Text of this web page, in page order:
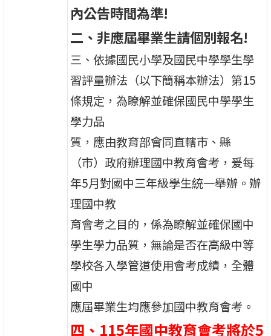
內公告時間為準!
二、非應屆畢業生請個別報名!
三、依據國民小學及國民中學學生學
習評量辦法（以下簡稱本辦法）第15
條規定，為瞭解並確保國民中學學生
學力品
質，應由教育部會同直轄市、縣
（市）政府辦理國中教育會考，爰每
年5月對國中三年級學生統一舉辦。辦
理國中教
育會考之目的，係為瞭解並確保國中
學生學力品質，無論是否在高級中等
學校各入學管道使用會考成績，全體
國中
應屆畢業生均應參加國中教育會考。
四、115年國中教育會考將於5